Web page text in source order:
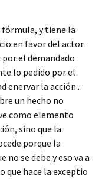
fórmula, y tiene la
en favor del actor
el demandado
lo pedido por el
enervar la acción .
un hecho no
como elemento
sino que la
porque la
no se debe y eso va a
que hace la exceptio